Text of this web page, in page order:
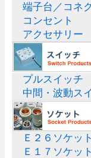
端子台／コネ
コンセント
アクセサリー
プルスイッチ
中間・波動ス
Ｅ２６ソケット
Ｅ１７ソケット